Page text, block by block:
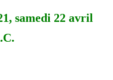
samedi 22 avril